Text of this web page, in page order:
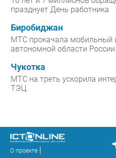
празднует День работника
Биробиджан
МТС прокачала мобильный
автономной области России
Чукотка
МТС на треть ускорила
ТЭЦ
О проекте